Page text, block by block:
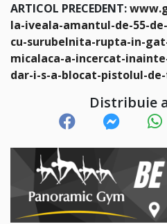
ARTICOL PRECEDENT:
la-iveala-amantul-de-55-
cu-surubelnita-rupta-in-
micalaca-a-incercat-
dar-i-s-a-blocat-pistolul-
Distribuie